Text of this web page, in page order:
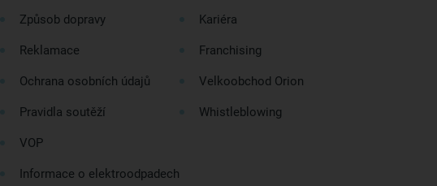
Způsob dopravy
Reklamace
Ochrana osobních údajů
Pravidla soutěží
VOP
Informace o elektroodpadech
Kariéra
Franchising
Velkoobchod Orion
Whistleblowing